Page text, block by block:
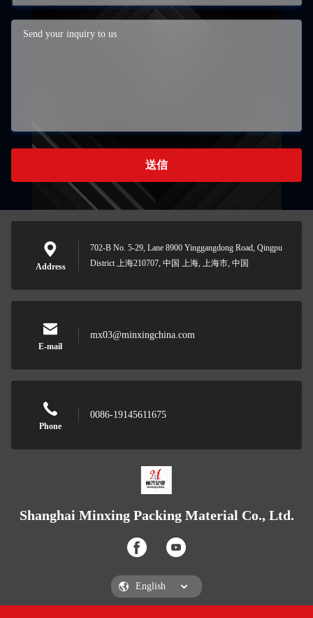
送信
Address
702-B No. 5-29, Lane 8900 Yinggangdong Road, Qingpu
District 上海210707, 中国 上海, 上海市, 中国
E-mail
mx03@minxingchina.com
Phone
0086-19145611675
Shanghai Minxing Packing Material Co., Ltd.